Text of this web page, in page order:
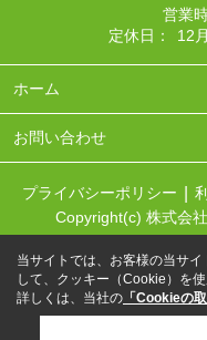
営業
定休日：
12
ホーム
お問い合わせ
プライバシーポリシー
Copyright(c) 株式会
当サイトでは、お客様の当サ
して、クッキー（Cookie）を使
詳しくは、当社の 「Cookieの